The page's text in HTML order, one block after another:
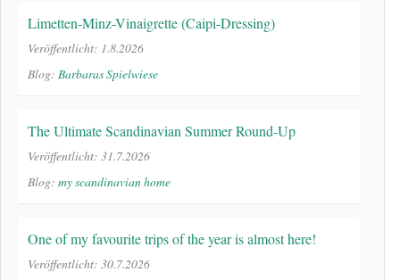
Limetten-Minz-Vinaigrette (Caipi-Dressing)
Veröffentlicht: 1.8.2026
Blog: Barbaras Spielwiese
The Ultimate Scandinavian Summer Round-Up
Veröffentlicht: 31.7.2026
Blog: my scandinavian home
One of my favourite trips of the year is almost here!
Veröffentlicht: 30.7.2026